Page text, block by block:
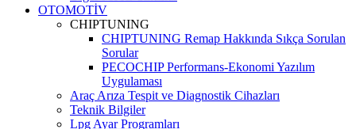
OTOMOTİV
CHIPTUNING
CHIPTUNING Remap Hakkında Sıkça Sorulan
Sorular
PECOCHIP Performans-Ekonomi Yazılım
Uygulaması
Araç Arıza Tespit ve Diagnostik Cihazları
Teknik Bilgiler
Lpg Ayar Programları